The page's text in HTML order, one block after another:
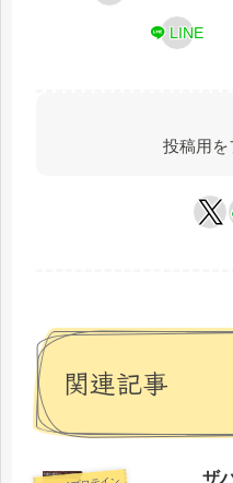
LINE
投稿用を
関連記事
ザ